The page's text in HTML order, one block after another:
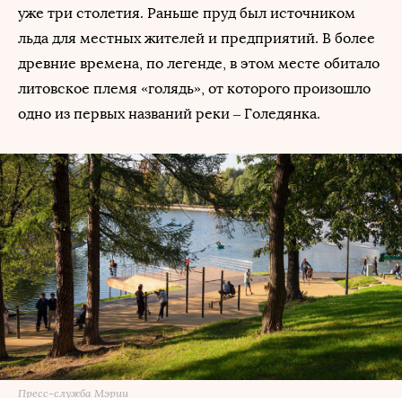
уже три столетия. Раньше пруд был источником
льда для местных жителей и предприятий. В более
древние времена, по легенде, в этом месте обитало
литовское племя «голядь», от которого произошло
одно из первых названий реки – Голедянка.
Пресс-служба Мэрии